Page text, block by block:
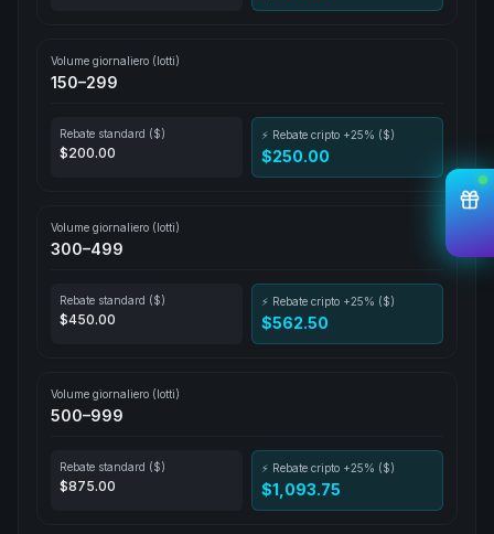
Volume giornaliero (lotti)
150–299
Rebate standard ($)
$200.00
⚡ Rebate cripto +25% ($)
$250.00
Volume giornaliero (lotti)
300–499
Rebate standard ($)
$450.00
⚡ Rebate cripto +25% ($)
$562.50
Volume giornaliero (lotti)
500–999
Rebate standard ($)
$875.00
⚡ Rebate cripto +25% ($)
$1,093.75